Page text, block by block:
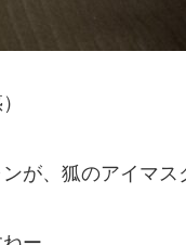
が、狐のアイマス